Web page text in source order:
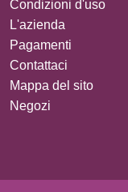
Condizioni d'uso
L'azienda
Pagamenti
Contattaci
Mappa del sito
Negozi